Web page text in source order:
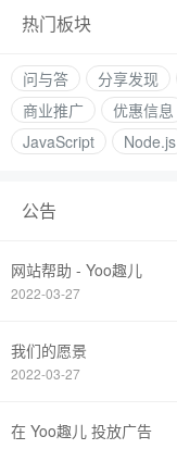
热门板块
问与答 分享发现
商业推广
优惠信息
JavaScript
Node.js
公告
网站帮助 - Yoo趣儿
2022-03-27
我们的愿景
2022-03-27
在 Yoo趣儿 投放广告